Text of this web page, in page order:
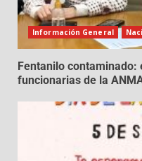
Información General
Fentanilo contaminado:
funcionarias de la